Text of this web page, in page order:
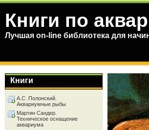
Книги по
Лучшая on-line библиотека для
Книги
А.С. Полонский.
Аквариумные рыбы
Мартин Сандер.
Техническое оснащение
аквариума